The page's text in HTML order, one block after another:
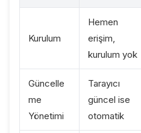
Kurulum
Hemen
erişim,
kurulum yok
Güncelle
me
Yönetimi
Tarayıcı
güncel ise
otomatik